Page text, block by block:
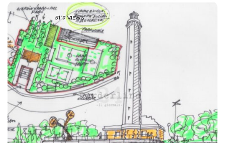
5119 VIEWS